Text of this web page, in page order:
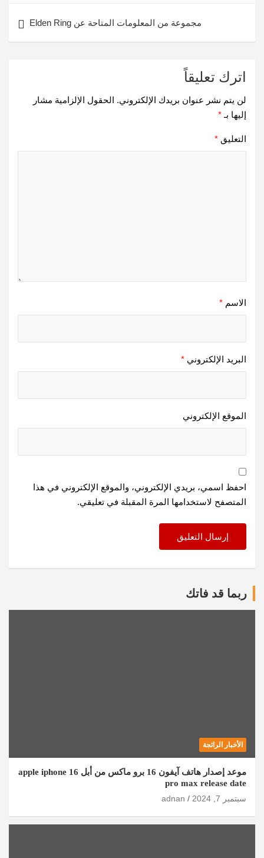
مجموعة من المعلومات المتاحة عن Elden Ring
اترك تعليقاً
لن يتم نشر عنوان بريدك الإلكتروني. الحقول الإلزامية مشار
إليها بـ *
التعليق *
الاسم *
البريد الإلكتروني *
الموقع الإلكتروني
احفظ اسمي، بريدي الإلكتروني، والموقع الإلكتروني في هذا
المتصفح لاستخدامها المرة المقبلة في تعليقي.
ربما قد فاتك
الأخبار الرائجة
موعد إصدار هاتف آيفون 16 برو ماكس من أبل apple iphone 16
pro max release date
سبتمبر 7, 2024
adnan